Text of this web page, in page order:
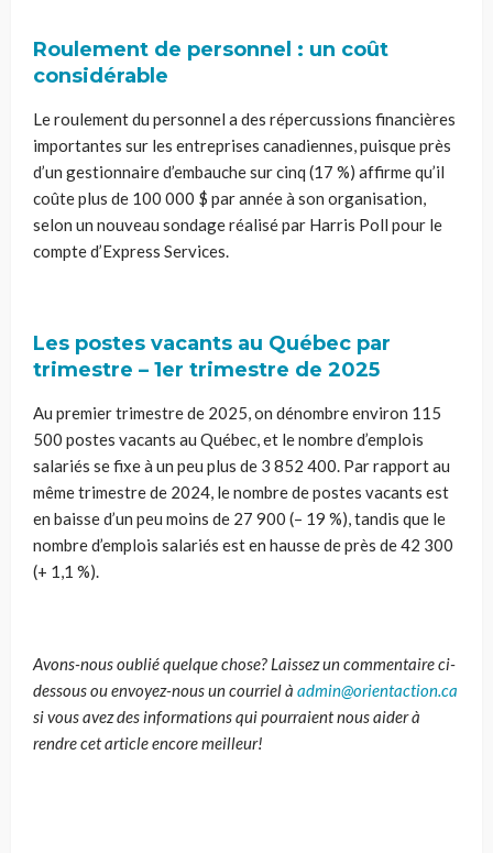
Roulement de personnel : un coût
considérable
Le roulement du personnel a des répercussions financières
importantes sur les entreprises canadiennes, puisque près
d’un gestionnaire d’embauche sur cinq (17 %) affirme qu’il
coûte plus de 100 000 $ par année à son organisation,
selon un nouveau sondage réalisé par Harris Poll pour le
compte d’Express Services.
Les postes vacants au Québec par
trimestre – 1er trimestre de 2025
Au premier trimestre de 2025, on dénombre environ 115
500 postes vacants au Québec, et le nombre d’emplois
salariés se fixe à un peu plus de 3 852 400. Par rapport au
même trimestre de 2024, le nombre de postes vacants est
en baisse d’un peu moins de 27 900 (– 19 %), tandis que le
nombre d’emplois salariés est en hausse de près de 42 300
(+ 1,1 %).
Avons-nous oublié quelque chose? Laissez un commentaire ci-
dessous ou envoyez-nous un courriel à admin@orientaction.ca
si vous avez des informations qui pourraient nous aider à
rendre cet article encore meilleur!